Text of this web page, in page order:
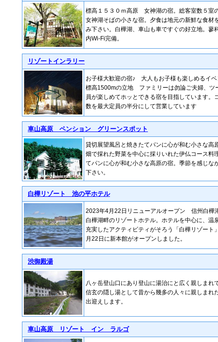
標高１５３０ｍ高原 女神湖の宿。総客室数５室
女神湖そばの小さな宿。夕食は地元の新鮮な食材
み下さい。白樺湖、車山も車ですぐの好立地。蓼
内Wi-Fi完備。
リゾートインラリー
お子様大歓迎の宿♪ 大人もお子様も楽しめるイ
標高1500mの立地 ファミリーは勿論ご夫婦、ツ
員が楽しめてホッとできる宿を目指しています。
数を最大定員の半分にして営業しています
車山高原 ペンション グリーンスポット
貸切展望風呂と焼きたてパンに心が和む小さな高
畑で採れた野菜を中心に採りいれた伊仏コース料
てパンに心が和む小さな高原の宿。季節を感じな
下さい。
白樺リゾート 池の平ホテル
2023年4月22日リニューアルオープン 信州白樺
白樺湖畔のリゾートホテル。ホテルを中心に、
充実したアクティビティがそろう「白樺リゾート
月22日に新本館がオープンしました。
渋御殿湯
八ヶ岳登山口にあり登山に湯治にと広く親しまれ
信玄の隠し湯として昔から幾多の人々に親しまれ
出迎えします。
車山高原 リゾート イン ラルゴ